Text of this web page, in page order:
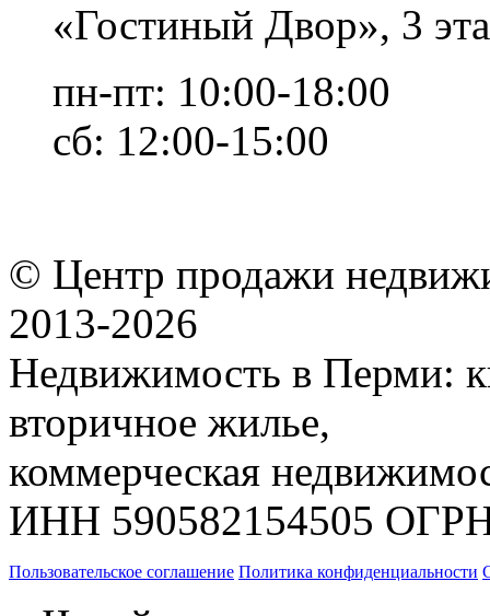
«Гостиный Двор», 3
пн-пт: 10:00-18:00
сб: 12:00-15:00
© Центр продажи
2013-2026
Недвижимость в Перми:
вторичное жилье,
коммерческая
ИНН 590582154505
Пользовательское соглашение Политика конфиденциальности